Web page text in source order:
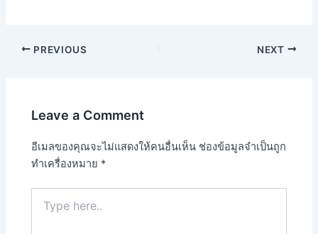
PREVIOUS NEXT
Leave a Comment
อีเมลของคุณจะไม่แสดงให้คนอื่นเห็น ช่องข้อมูลจำเป็นถูก
ทำเครื่องหมาย *
here..